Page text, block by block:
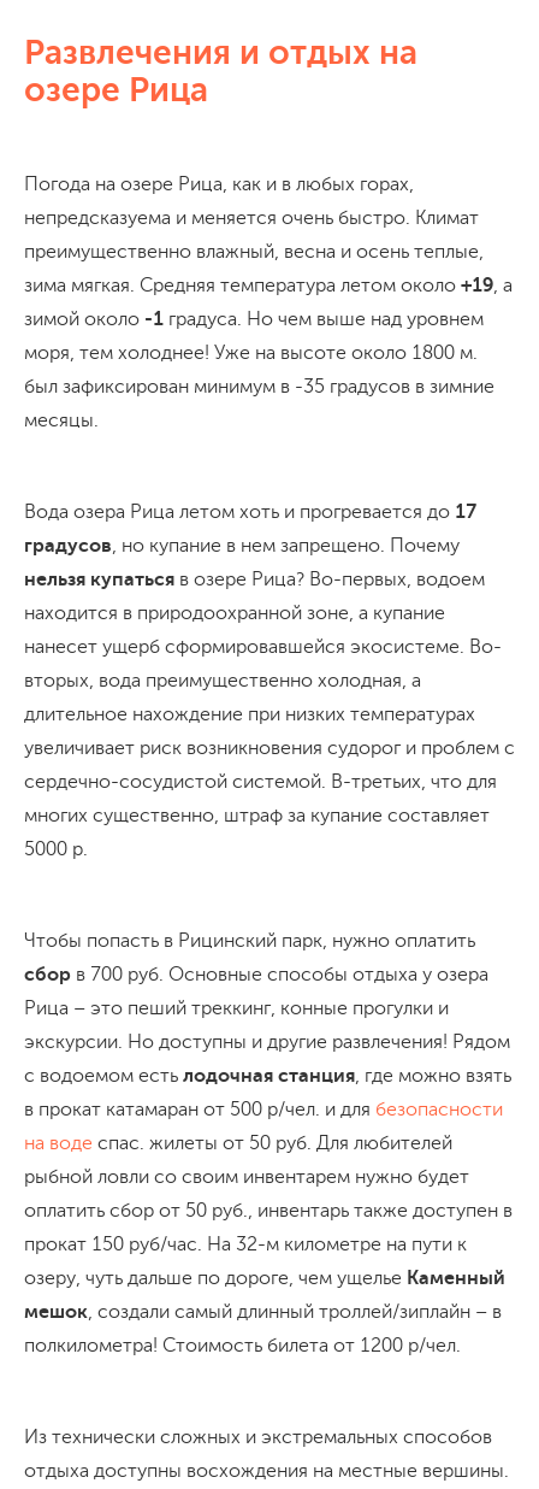
Развлечения и отдых на
озере Рица
Погода на озере Рица, как и в любых горах,
непредсказуема и меняется очень быстро. Климат
преимущественно влажный, весна и осень теплые,
зима мягкая. Средняя температура летом около +19, а
зимой около -1 градуса. Но чем выше над уровнем
моря, тем холоднее! Уже на высоте около 1800 м.
был зафиксирован минимум в -35 градусов в зимние
месяцы.
Вода озера Рица летом хоть и прогревается до 17
градусов, но купание в нем запрещено. Почему
нельзя купаться в озере Рица? Во-первых, водоем
находится в природоохранной зоне, а купание
нанесет ущерб сформировавшейся экосистеме. Во-
вторых, вода преимущественно холодная, а
длительное нахождение при низких температурах
увеличивает риск возникновения судорог и проблем с
сердечно-сосудистой системой. В-третьих, что для
многих существенно, штраф за купание составляет
5000 р.
Чтобы попасть в Рицинский парк, нужно оплатить
сбор в 700 руб. Основные способы отдыха у озера
Рица – это пеший треккинг, конные прогулки и
экскурсии. Но доступны и другие развлечения! Рядом
с водоемом есть лодочная станция, где можно взять
в прокат катамаран от 500 р/чел. и для безопасности
на воде спас. жилеты от 50 руб. Для любителей
рыбной ловли со своим инвентарем нужно будет
оплатить сбор от 50 руб., инвентарь также доступен в
прокат 150 руб/час. На 32-м километре на пути к
озеру, чуть дальше по дороге, чем ущелье Каменный
мешок, создали самый длинный троллей/зиплайн – в
полкилометра! Стоимость билета от 1200 р/чел.
Из технически сложных и экстремальных способов
отдыха доступны восхождения на местные вершины.